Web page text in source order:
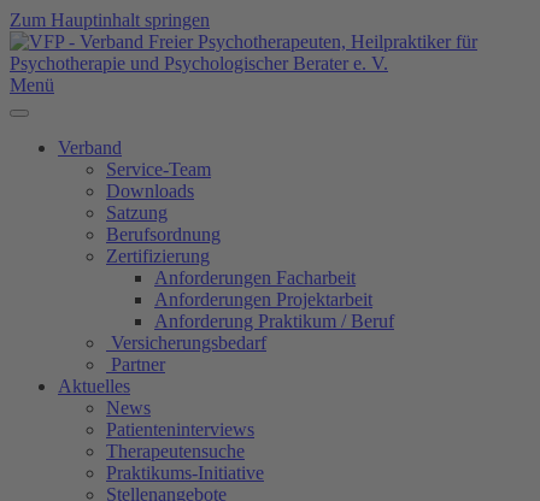
Zum Hauptinhalt springen
Menü
Verband
Service-Team
Downloads
Satzung
Berufsordnung
Zertifizierung
Anforderungen Facharbeit
Anforderungen Projektarbeit
Anforderung Praktikum / Beruf
Versicherungsbedarf
Partner
Aktuelles
News
Patienteninterviews
Therapeutensuche
Praktikums-Initiative
Stellenangebote